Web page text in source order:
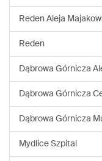
Reden Aleja
Reden
Dąbrowa Górnicza
Dąbrowa Górnicza
Dąbrowa Górnicza
Mydlice Szpital